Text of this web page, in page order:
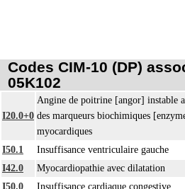
Codes CIM-10 (DP)
05K102
I20.0+0
Angine de poitrine [angor] instable
des marqueurs biochimiques
myocardiques
I50.1
Insuffisance ventriculaire gauche
I42.0
Myocardiopathie avec dilatation
I50.0
Insuffisance cardiaque congestive